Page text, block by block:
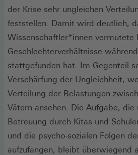
der Krise sehr ungleichen
feststellen. Damit wird deutlich,
Wissenschaftler*innen vermutete
Geschlechterverhältnisse
stattgefunden hat. Im Gegenteil
Verschärfung der Ungleichheit,
Verteilung der Belastungen
Vätern ansehen. Die Aufgabe, die
Betreuung durch Kitas und
und die psycho-sozialen Folgen
aufzufangen, bleibt überwiegend